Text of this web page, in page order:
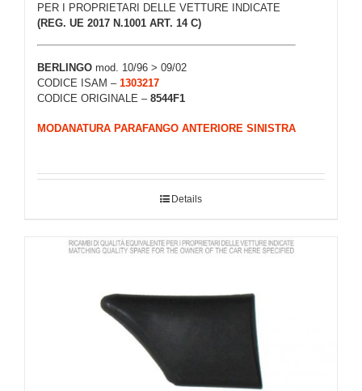
PER I PROPRIETARI DELLE VETTURE INDICATE
(REG. UE 2017 N.1001 ART. 14 C)
BERLINGO mod. 10/96 > 09/02
CODICE ISAM – 1303217
CODICE ORIGINALE – 8544F1
MODANATURA PARAFANGO ANTERIORE SINISTRA
Details